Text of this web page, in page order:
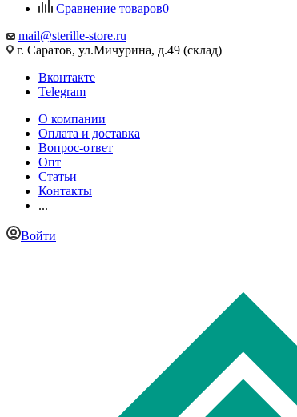
Сравнение товаров0
mail@sterille-store.ru
г. Саратов, ул.Мичурина, д.49 (склад)
Вконтакте
Telegram
О компании
Оплата и доставка
Вопрос-ответ
Опт
Статьи
Контакты
...
Войти